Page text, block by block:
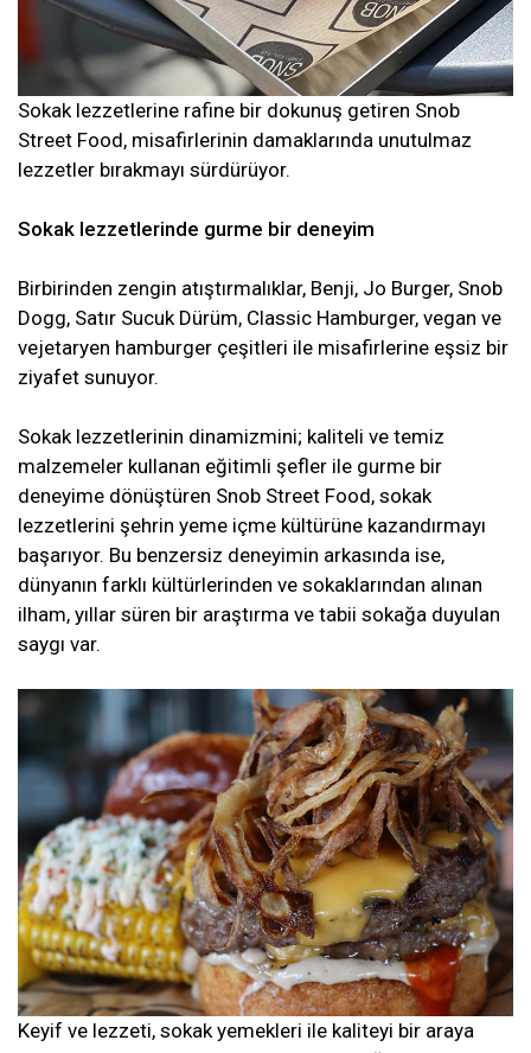
Sokak lezzetlerine rafine bir dokunuş getiren Snob
Street Food, misafirlerinin damaklarında unutulmaz
lezzetler bırakmayı sürdürüyor.
Sokak lezzetlerinde gurme bir deneyim
Birbirinden zengin atıştırmalıklar, Benji, Jo Burger, Snob
Dogg, Satır Sucuk Dürüm, Classic Hamburger, vegan ve
vejetaryen hamburger çeşitleri ile misafirlerine eşsiz bir
ziyafet sunuyor.
Sokak lezzetlerinin dinamizmini; kaliteli ve temiz
malzemeler kullanan eğitimli şefler ile gurme bir
deneyime dönüştüren Snob Street Food, sokak
lezzetlerini şehrin yeme içme kültürüne kazandırmayı
başarıyor. Bu benzersiz deneyimin arkasında ise,
dünyanın farklı kültürlerinden ve sokaklarından alınan
ilham, yıllar süren bir araştırma ve tabii sokağa duyulan
saygı var.
Keyif ve lezzeti, sokak yemekleri ile kaliteyi bir araya